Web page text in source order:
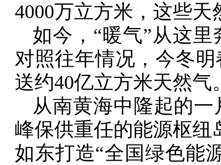
4000万立方米，这些
如今，“暖气”从这
对照往年情况，今冬
送约40亿立方米天然气
从南黄海中隆起的
峰保供重任的能源枢纽
如东打造“全国绿色能